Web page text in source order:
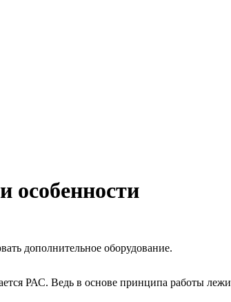
особенности
дополнительное оборудование.
РАС. Ведь в основе принципа работы